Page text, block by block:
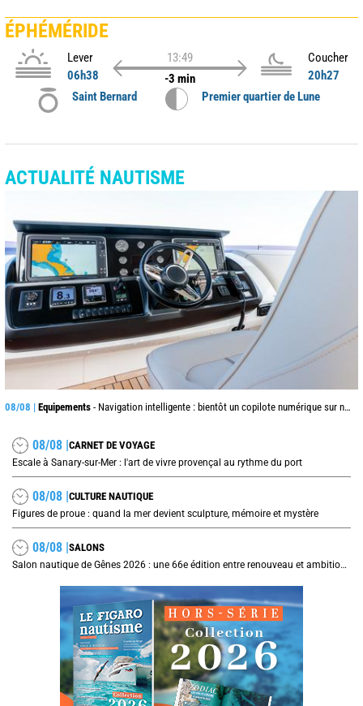
ÉPHÉMÉRIDE
Lever
06h38
13:49
-3 min
Coucher
20h27
Saint Bernard
Premier quartier de Lune
ACTUALITÉ NAUTISME
08/08 | Equipements - Navigation intelligente : bientôt un copilote numérique sur nos voiliers ?
08/08 |CARNET DE VOYAGE
Escale à Sanary-sur-Mer : l'art de vivre provençal au rythme du port
08/08 |CULTURE NAUTIQUE
Figures de proue : quand la mer devient sculpture, mémoire et mystère
08/08 |SALONS
Salon nautique de Gênes 2026 : une 66e édition entre renouveau et ambitions internationales